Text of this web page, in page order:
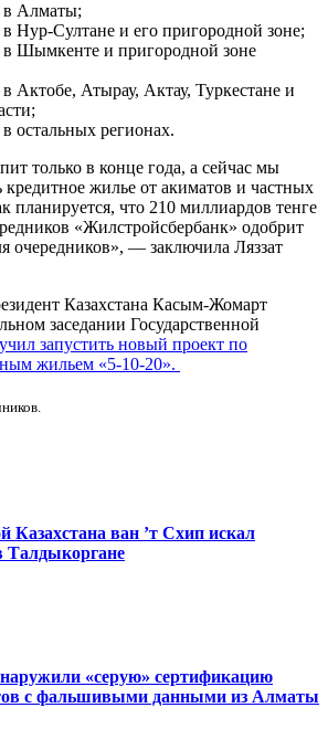
в Алматы;
Нур-Султане и его пригородной зоне;
в Шымкенте и пригородной зоне
Актобе, Атырау, Актау, Туркестане и
остальных регионах.
только в конце года, а сейчас мы
кредитное жилье от акиматов и частных
планируется, что 210 миллиардов тенге
«Жилстройсбербанк» одобрит
очередников», — заключила Ляззат
Казахстана Касым-Жомарт
заседании Государственной
запустить новый проект по
жильем «5-10-20».
Казахстана ван ’т Схип искал
Талдыкоргане
«серую» сертификацию
с фальшивыми данными из Алматы